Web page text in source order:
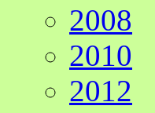
2008
2010
2012